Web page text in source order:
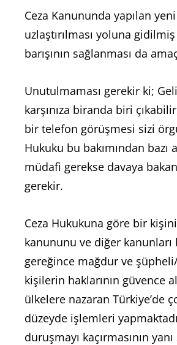
Ceza Kanununda yapılan
uzlaştırılması yoluna
barışının sağlanması da
Unutulmaması gerekir ki;
karşınıza biranda biri
bir telefon görüşmesi sizi
Hukuku bu bakımından
müdafi gerekse davaya
gerekir.
Ceza Hukukuna göre bir
kanununu ve diğer kanunları
gereğince mağdur ve
kişilerin haklarının güvence
ülkelere nazaran Türkiye’de
düzeyde işlemleri
duruşmayı kaçırmasının